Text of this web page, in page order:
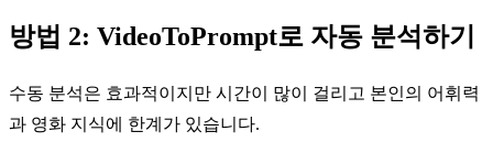
방법 2: VideoToPrompt로 자동 분석하기
수동 분석은 효과적이지만 시간이 많이 걸리고 본인의 어휘력
과 영화 지식에 한계가 있습니다.